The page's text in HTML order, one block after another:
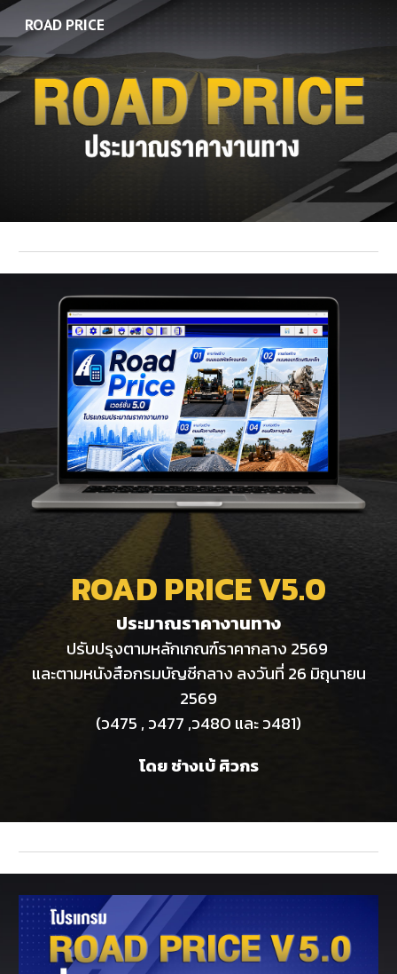
Skip to main content
ROAD PRICE
ROAD PRICE V5.0
ประมาณราคางานทาง
ปรับปรุงตามหลักเกณฑ์ราคากลาง 2569
และตามหนังสือกรมบัญชีกลาง ลงวันที่ 26 มิถุนายน
2569
(ว475 , ว477 ,ว480 และ ว481)
โดย ช่างเบ้ ศิวกร